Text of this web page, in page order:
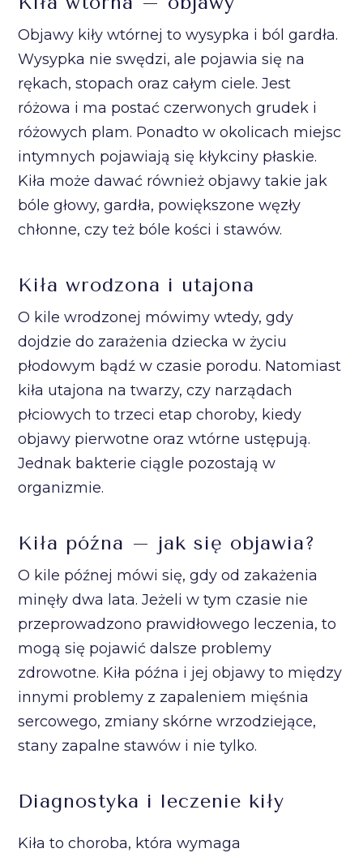
Objawy kiły wtórnej to wysypka i ból gardła.
Wysypka nie swędzi, ale pojawia się na
rękach, stopach oraz całym ciele. Jest
różowa i ma postać czerwonych grudek i
różowych plam. Ponadto w okolicach miejsc
intymnych pojawiają się kłykciny płaskie.
Kiła może dawać również objawy takie jak
bóle głowy, gardła, powiększone węzły
chłonne, czy też bóle kości i stawów.
Kiła wrodzona i utajona
O kile wrodzonej mówimy wtedy, gdy
dojdzie do zarażenia dziecka w życiu
płodowym bądź w czasie porodu. Natomiast
kiła utajona na twarzy, czy narządach
płciowych to trzeci etap choroby, kiedy
objawy pierwotne oraz wtórne ustępują.
Jednak bakterie ciągle pozostają w
organizmie.
Kiła późna – jak się objawia?
O kile późnej mówi się, gdy od zakażenia
minęły dwa lata. Jeżeli w tym czasie nie
przeprowadzono prawidłowego leczenia, to
mogą się pojawić dalsze problemy
zdrowotne. Kiła późna i jej objawy to między
innymi problemy z zapaleniem mięśnia
sercowego, zmiany skórne wrzodziejące,
stany zapalne stawów i nie tylko.
Diagnostyka i leczenie kiły
Kiła to choroba, która wymaga